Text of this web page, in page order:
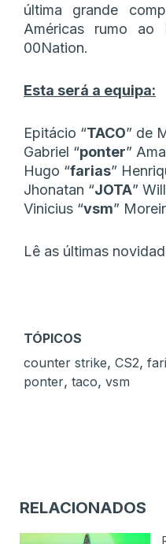
última grande
Américas rumo
00Nation.
Esta será a equipa:
Epitácio “TACO” de
Gabriel “ponter”
Hugo “farias”
Jhonatan “JOTA”
Vinicius “vsm”
Lê as últimas
TÓPICOS
counter strike, CS2,
ponter, taco, vsm
RELACIONADOS